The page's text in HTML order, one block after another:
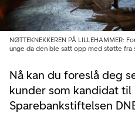
Nå kan du foreslå deg
kunder som kandidat
Sparebankstiftelsen
NØTTEKNEKKEREN PÅ
unge da den ble satt opp med støtte fra